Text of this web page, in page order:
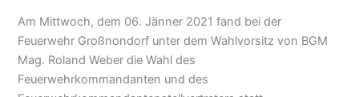
Am Mittwoch, dem 06. Jänner 2021 fand bei der
Feuerwehr Großnondorf unter dem Wahlvorsitz von BGM
Mag. Roland Weber die Wahl des
Feuerwehrkommandanten und des